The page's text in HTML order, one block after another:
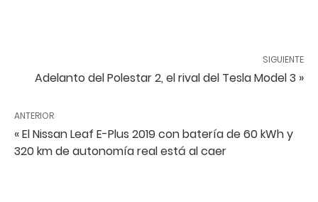
SIGUIENTE
Adelanto del Polestar 2, el rival del Tesla Model 3 »
ANTERIOR
« El Nissan Leaf E-Plus 2019 con batería de 60 kWh y
320 km de autonomía real está al caer